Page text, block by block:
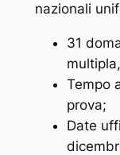
nazionali
31
Tempo
prova;
Date